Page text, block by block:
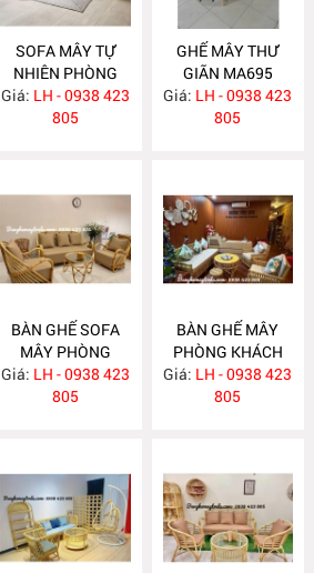
SOFA MÂY TỰ
NHIÊN PHÒNG
KHÁCH MA697
Giá: LH - 0938 423
805
GHẾ MÂY THƯ
GIÃN MA695
Giá: LH - 0938 423
805
BÀN GHẾ SOFA
MÂY PHÒNG
KHÁCH MA689
Giá: LH - 0938 423
805
BÀN GHẾ MÂY
PHÒNG KHÁCH
MA688
Giá: LH - 0938 423
805